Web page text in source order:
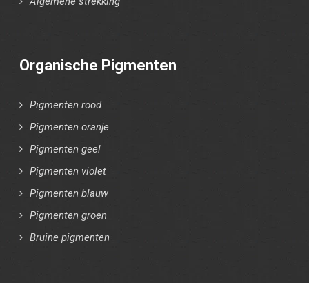
Organische Pigmenten
Pigmenten rood
Pigmenten oranje
Pigmenten geel
Pigmenten violet
Pigmenten blauw
Pigmenten groen
Bruine pigmenten